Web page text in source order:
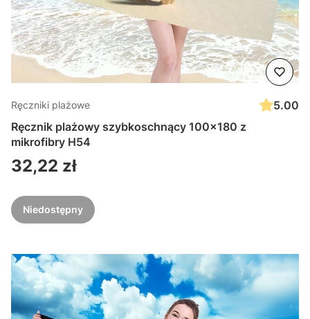
Ręczniki plażowe
5.00
Ręcznik plażowy szybkoschnący 100x180 z
mikrofibry H54
Cena
32,22 zł
Niedostępny